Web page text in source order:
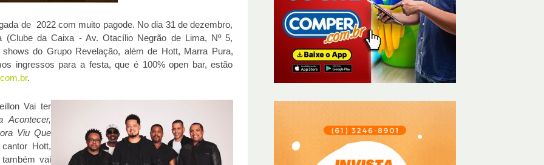
de 2022 com muito pagode. No dia 31 de dezembro,
da Caixa - Av. Otacílio Negrão de Lima, Nº 5,
do Grupo Revelação, além de Hott, Marra Pura,
ingressos para a festa, que é 100% open bar, estão
.
Vai ter
Acontecer,
Viu Que
Hott,
vai